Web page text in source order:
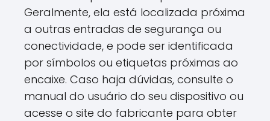
Geralmente, ela está localizada próxima
a outras entradas de segurança ou
conectividade, e pode ser identificada
por símbolos ou etiquetas próximas ao
encaixe. Caso haja dúvidas, consulte o
manual do usuário do seu dispositivo ou
acesse o site do fabricante para obter